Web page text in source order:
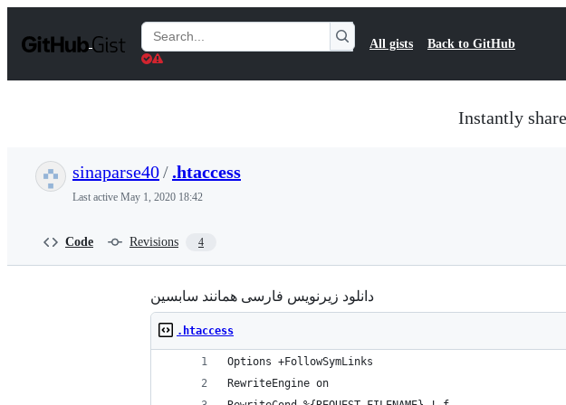
t
Search
Gists
All gists Back to GitHub
Instantly
sinaparse40/ .htaccess
Last active May 1, 2020 18:42
Code Revisions 4
دانلود زیرنویس فارسی همانند سابسین
.htaccess
Options +FollowSymLinks
RewriteEngine on